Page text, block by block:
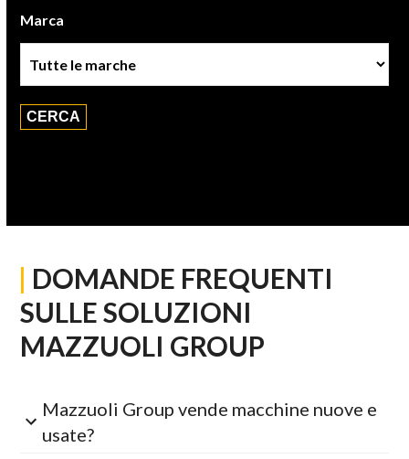
Marca
| DOMANDE FREQUENTI
SULLE SOLUZIONI
MAZZUOLI GROUP
Mazzuoli Group vende macchine nuove e
usate?